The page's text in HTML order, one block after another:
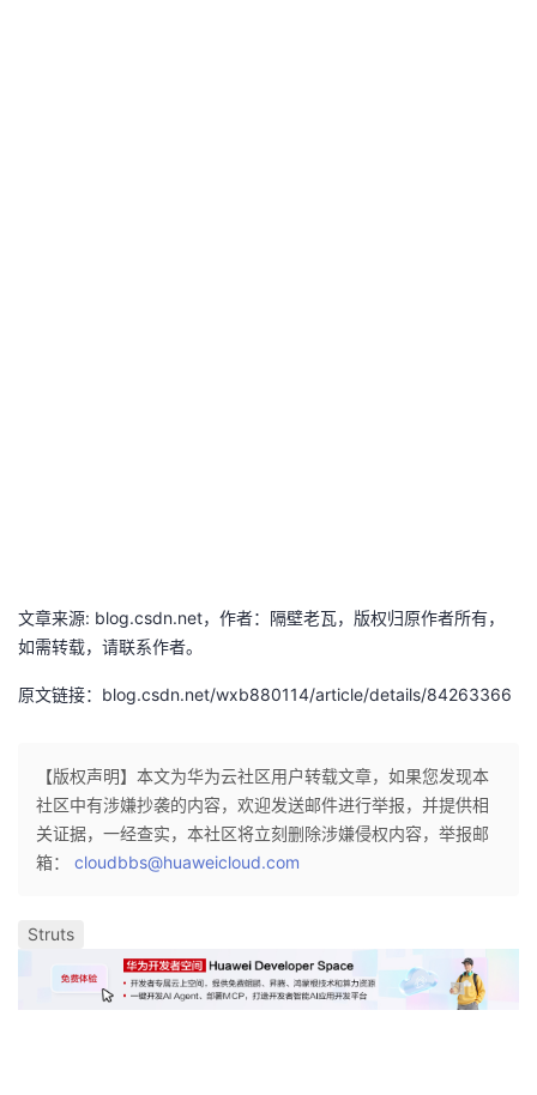
文章来源: blog.csdn.net，作者：隔壁老瓦，版权归原作者所有，
如需转载，请联系作者。
原文链接：blog.csdn.net/wxb880114/article/details/84263366
【版权声明】本文为华为云社区用户转载文章，如果您发现本
社区中有涉嫌抄袭的内容，欢迎发送邮件进行举报，并提供相
关证据，一经查实，本社区将立刻删除涉嫌侵权内容，举报邮
箱： cloudbbs@huaweicloud.com
Struts